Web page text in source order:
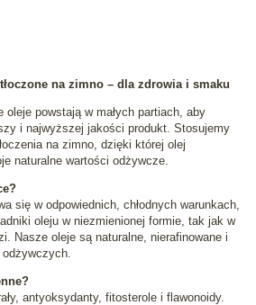
na zimno – dla zdrowia i smaku
powstają w małych partiach, aby
i najwyższej jakości produkt. Stosujemy
na zimno, dzięki której olej
naturalne wartości odżywcze.
się w odpowiednich, chłodnych warunkach,
oleju w niezmienionej formie, tak jak w
Nasze oleje są naturalne, nierafinowane i
antyoksydanty, fitosterole i flawonoidy.